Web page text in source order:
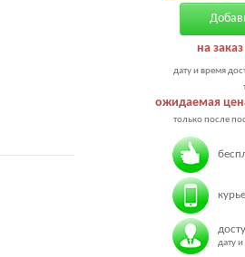
на
дату и время
ожидаемая
только после
дату